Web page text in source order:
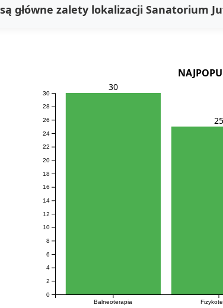
główne zalety lokalizacji Sanatorium
Balneoterapia
0
2
4
6
8
10
12
14
16
18
20
22
24
26
28
30
30
25